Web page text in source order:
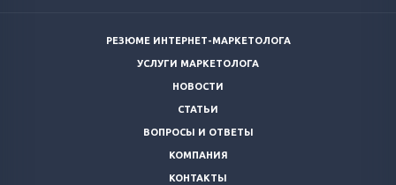
РЕЗЮМЕ ИНТЕРНЕТ-МАРКЕТОЛОГА
УСЛУГИ МАРКЕТОЛОГА
НОВОСТИ
СТАТЬИ
ВОПРОСЫ И ОТВЕТЫ
КОМПАНИЯ
КОНТАКТЫ